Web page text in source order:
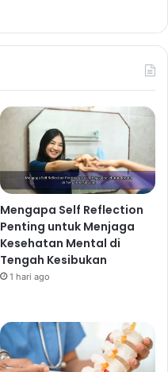
Mengapa Self Reflection
Penting untuk Menjaga
Kesehatan Mental di
Tengah Kesibukan
1 hari ago